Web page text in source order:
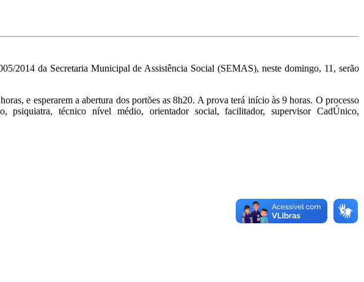
2014 da Secretaria Municipal de Assistência Social (SEMAS), neste domingo, 11, serão
e esperarem a abertura dos portões as 8h20. A prova terá início às 9 horas. O processo
psiquiatra, técnico nível médio, orientador social, facilitador, supervisor CadÚnico,